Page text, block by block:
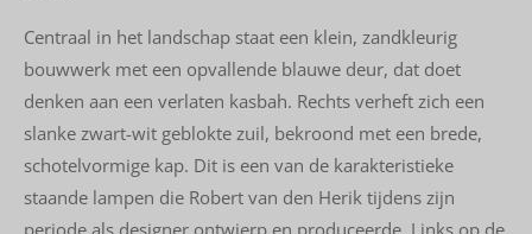
Centraal in het landschap staat een klein, zandkleurig
bouwwerk met een opvallende blauwe deur, dat doet
denken aan een verlaten kasbah. Rechts verheft zich een
slanke zwart-wit geblokte zuil, bekroond met een brede,
schotelvormige kap. Dit is een van de karakteristieke
staande lampen die Robert van den Herik tijdens zijn
periode als designer ontwierp en produceerde. Links op de